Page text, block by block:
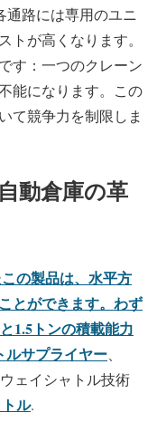
通路には専用のユニ
トが高くなります。
す：一つのクレーン
能になります。この
て競争力を制限しま
動倉庫の革
の製品は、水平方
とができます。わず
1.5トンの積載能力
ルサプライヤー、
ェイシャトル技術
ル.